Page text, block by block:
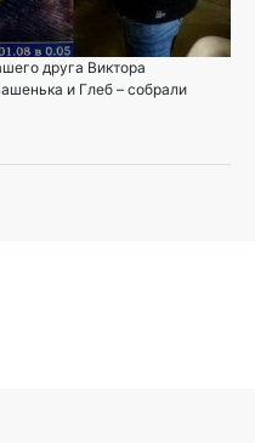
друга Виктора
и Глеб – собрали